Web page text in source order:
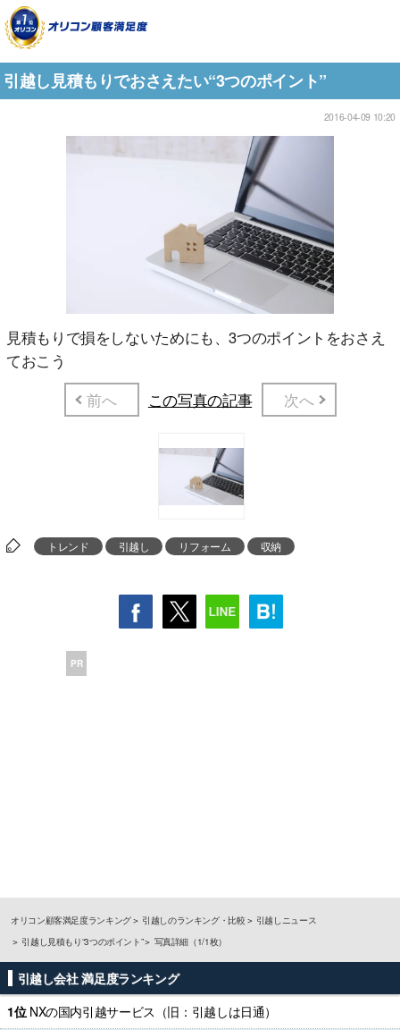
引越し見積もりでおさえたい“3つのポイント”
2016-04-09 10:20
見積もりで損をしないためにも、3つのポイントをおさえ
ておこう
前へ
この写真の記事 次へ
トレンド 引越し リフォーム 収納
PR
オリコン顧客満足度ランキング 引越しのランキング・比較
引越しニュース
引越し見積もり“3つのポイント”
写真詳細（1/1枚）
引越し会社 満足度ランキング
1位 NXの国内引越サービス（旧：引越しは日通）